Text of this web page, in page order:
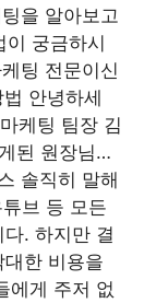
을 알아보고
이 궁금하시
팅 전문이신
안녕하세
케팅 팀장 김
된 원장님…
솔직히 말해
브 등 모든
. 하지만 결
한 비용을
에게 주저 없